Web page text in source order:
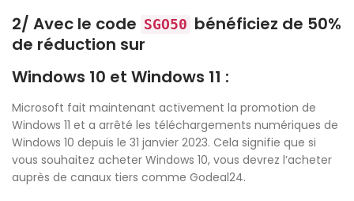
2/ Avec le code SGO50 bénéficiez de 50%
de réduction sur
Windows 10 et Windows 11 :
Microsoft fait maintenant activement la promotion de
Windows 11 et a arrêté les téléchargements numériques de
Windows 10 depuis le 31 janvier 2023. Cela signifie que si
vous souhaitez acheter Windows 10, vous devrez l’acheter
auprès de canaux tiers comme Godeal24.